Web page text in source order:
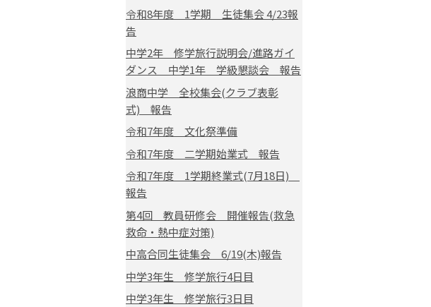
令和8年度 1学期 生徒集会 4/23報
告
中学2年 修学旅行説明会/進路ガイ
ダンス 中学1年 学級懇談会 報告
浪商中学 全校集会(クラブ表彰
式) 報告
令和7年度 文化祭準備
令和7年度 二学期始業式 報告
令和7年度 1学期終業式(7月18日)
報告
第4回 教員研修会 開催報告(救急
救命・熱中症対策)
中高合同生徒集会 6/19(木)報告
中学3年生 修学旅行4日目
中学3年生 修学旅行3日目